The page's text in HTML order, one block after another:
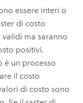
essere interi o
di costo
ma saranno
positivi.
è un processo
il costo
di costo sono